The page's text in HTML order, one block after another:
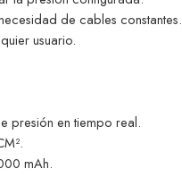
de cables constantes.
usuario.
presión en tiempo real.
mAh.